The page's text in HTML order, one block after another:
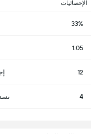
الإحصائيات
33%
1.05
12
4